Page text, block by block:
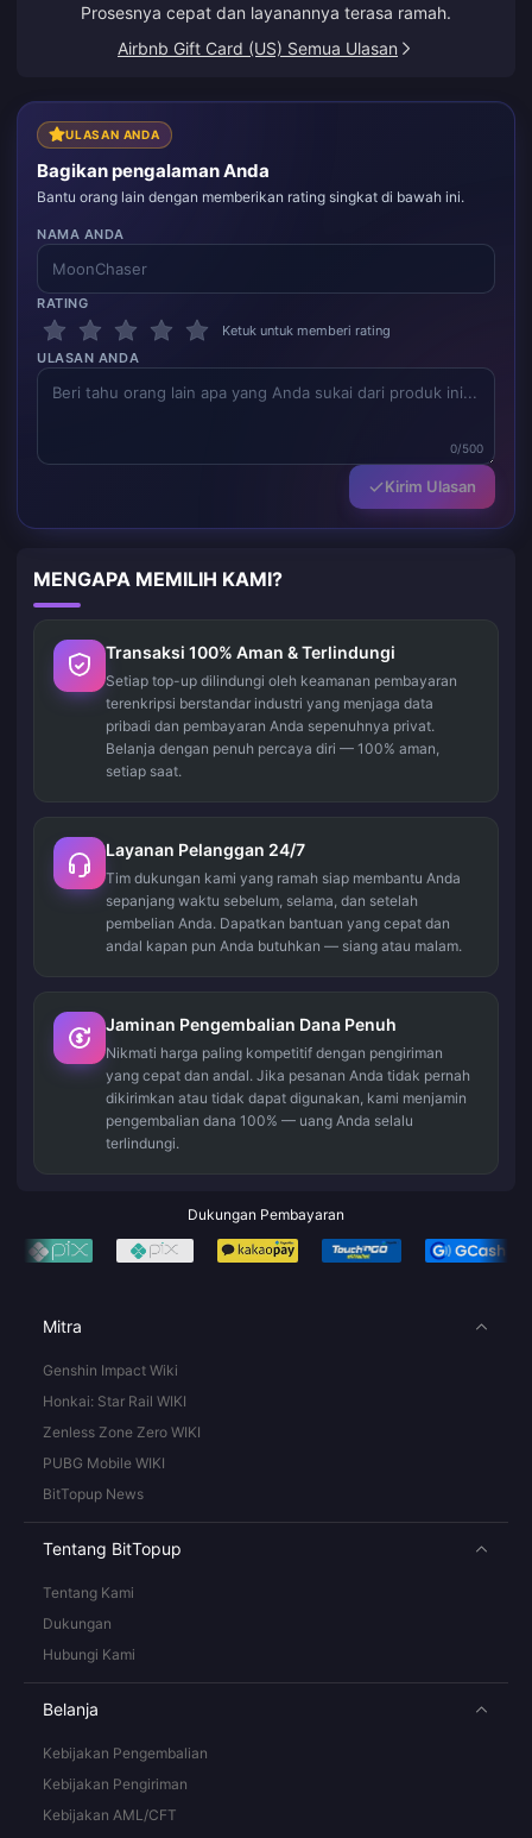
Prosesnya cepat dan layanannya terasa ramah.
Airbnb Gift Card (US) Semua Ulasan
ULASAN ANDA
Bagikan pengalaman Anda
Bantu orang lain dengan memberikan rating singkat di bawah ini.
NAMA ANDA
RATING
Ketuk untuk memberi rating
ULASAN ANDA
0/500
Kirim Ulasan
MENGAPA MEMILIH KAMI?
Transaksi 100% Aman & Terlindungi
Setiap top-up dilindungi oleh keamanan pembayaran
terenkripsi berstandar industri yang menjaga data
pribadi dan pembayaran Anda sepenuhnya privat.
Belanja dengan penuh percaya diri — 100% aman,
setiap saat.
Layanan Pelanggan 24/7
Tim dukungan kami yang ramah siap membantu Anda
sepanjang waktu sebelum, selama, dan setelah
pembelian Anda. Dapatkan bantuan yang cepat dan
andal kapan pun Anda butuhkan — siang atau malam.
Jaminan Pengembalian Dana Penuh
Nikmati harga paling kompetitif dengan pengiriman
yang cepat dan andal. Jika pesanan Anda tidak pernah
dikirimkan atau tidak dapat digunakan, kami menjamin
pengembalian dana 100% — uang Anda selalu
terlindungi.
Dukungan Pembayaran
Mitra
Genshin Impact Wiki
Honkai: Star Rail WIKI
Zenless Zone Zero WIKI
PUBG Mobile WIKI
BitTopup News
Tentang BitTopup
Tentang Kami
Dukungan
Hubungi Kami
Belanja
Kebijakan Pengembalian
Kebijakan Pengiriman
Kebijakan AML/CFT